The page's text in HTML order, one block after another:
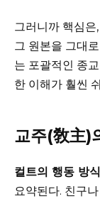
그러니까 핵심
그 원본을 그대
는 포괄적인 종
한 이해가 훨씬
교주(敎主)
컬트의 행동 방식
요약된다. 친구